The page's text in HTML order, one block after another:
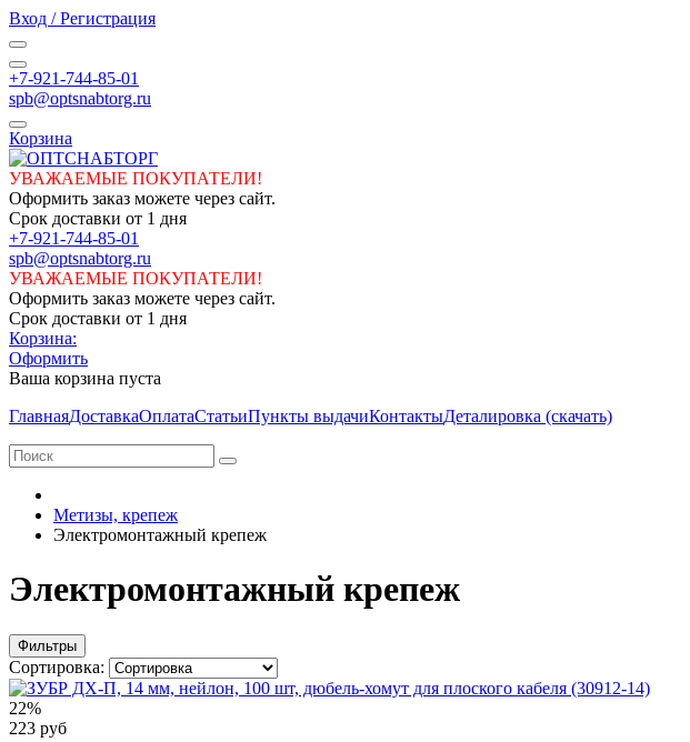
Вход / Регистрация
+7-921-744-85-01
spb@optsnabtorg.ru
Корзина
УВАЖАЕМЫЕ ПОКУПАТЕЛИ!
Оформить заказ можете через сайт.
Срок доставки от 1 дня
+7-921-744-85-01
spb@optsnabtorg.ru
УВАЖАЕМЫЕ ПОКУПАТЕЛИ!
Оформить заказ можете через сайт.
Срок доставки от 1 дня
Корзина:
Оформить
Ваша корзина пуста
ГлавнаяДоставкаОплатаСтатьиПункты выдачиКонтактыДеталировка (скачать)
Метизы, крепеж
Электромонтажный крепеж
Электромонтажный крепеж
Фильтры
Сортировка:
22%
223 руб